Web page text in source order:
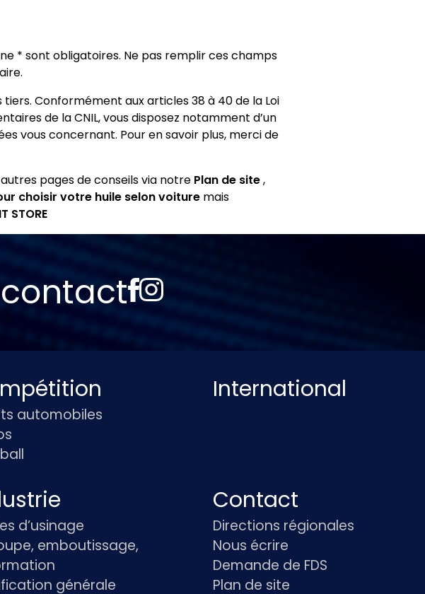
* sont obligatoires. Ne pas remplir ces champs
Conformément aux articles 38 à 40 de la Loi
de la CNIL, vous disposez notamment d’un
vous concernant. Pour en savoir plus, merci de
pages de conseils via notre Plan de site,
choisir votre huile selon voiture mais
STORE
contact
automobiles
International
d’usinage
emboutissage,
générale
Contact
Directions régionales
Nous écrire
Demande de FDS
Plan de site